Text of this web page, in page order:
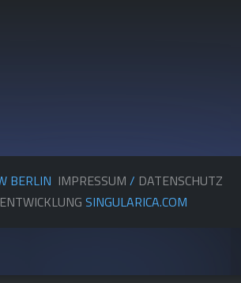
BERLIN IMPRESSUM / DATENSCHUTZ
SINGULARICA.COM